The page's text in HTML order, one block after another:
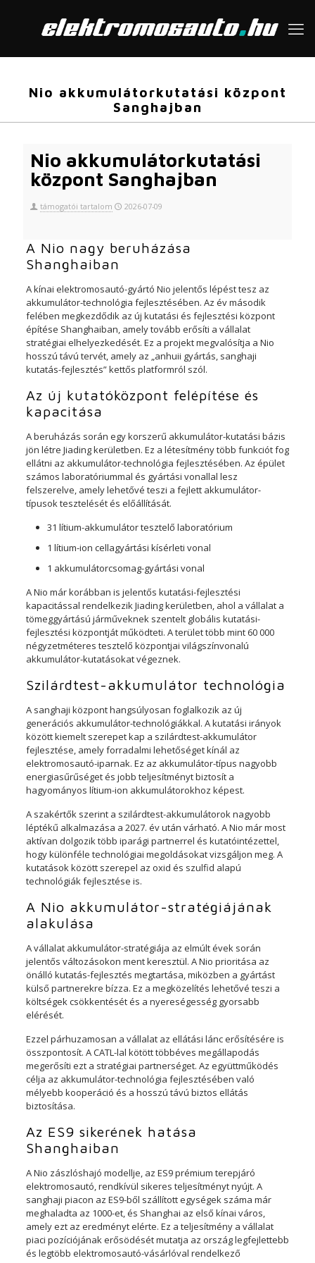
Nio akkumulátorkutatási központ
Sanghajban
Nio akkumulátorkutatási
központ Sanghajban
támogatói tartalom 2026-07-09
A Nio nagy beruházása
Shanghaiban
A kínai elektromosautó-gyártó Nio jelentős lépést tesz az
akkumulátor-technológia fejlesztésében. Az év második
felében megkezdődik az új kutatási és fejlesztési központ
építése Shanghaiban, amely tovább erősíti a vállalat
stratégiai elhelyezkedését. Ez a projekt megvalósítja a Nio
hosszú távú tervét, amely az „anhuii gyártás, sanghaji
kutatás-fejlesztés” kettős platformról szól.
Az új kutatóközpont felépítése és
kapacitása
A beruházás során egy korszerű akkumulátor-kutatási bázis
jön létre Jiading kerületben. Ez a létesítmény több funkciót fog
ellátni az akkumulátor-technológia fejlesztésében. Az épület
számos laboratóriummal és gyártási vonallal lesz
felszerelve, amely lehetővé teszi a fejlett akkumulátor-
típusok tesztelését és előállítását.
31 lítium-akkumulátor tesztelő laboratórium
1 lítium-ion cellagyártási kísérleti vonal
1 akkumulátorcsomag-gyártási vonal
A Nio már korábban is jelentős kutatási-fejlesztési
kapacitással rendelkezik Jiading kerületben, ahol a vállalat a
tömeggyártású járműveknek szentelt globális kutatási-
fejlesztési központját működteti. A terület több mint 60 000
négyzetméteres tesztelő központjai világszínvonalú
akkumulátor-kutatásokat végeznek.
Szilárdtest-akkumulátor technológia
A sanghaji központ hangsúlyosan foglalkozik az új
generációs akkumulátor-technológiákkal. A kutatási irányok
között kiemelt szerepet kap a szilárdtest-akkumulátor
fejlesztése, amely forradalmi lehetőséget kínál az
elektromosautó-iparnak. Ez az akkumulátor-típus nagyobb
energiasűrűséget és jobb teljesítményt biztosít a
hagyományos lítium-ion akkumulátorokhoz képest.
A szakértők szerint a szilárdtest-akkumulátorok nagyobb
léptékű alkalmazása a 2027. év után várható. A Nio már most
aktívan dolgozik több iparági partnerrel és kutatóintézettel,
hogy különféle technológiai megoldásokat vizsgáljon meg. A
kutatások között szerepel az oxid és szulfid alapú
technológiák fejlesztése is.
A Nio akkumulátor-stratégiájának
alakulása
A vállalat akkumulátor-stratégiája az elmúlt évek során
jelentős változásokon ment keresztül. A Nio prioritása az
önálló kutatás-fejlesztés megtartása, miközben a gyártást
külső partnerekre bízza. Ez a megközelítés lehetővé teszi a
költségek csökkentését és a nyereségesség gyorsabb
elérését.
Ezzel párhuzamosan a vállalat az ellátási lánc erősítésére is
összpontosít. A CATL-lal kötött többéves megállapodás
megerősíti ezt a stratégiai partnerséget. Az együttműködés
célja az akkumulátor-technológia fejlesztésében való
mélyebb kooperáció és a hosszú távú biztos ellátás
biztosítása.
Az ES9 sikerének hatása
Shanghaiban
A Nio zászlóshajó modellje, az ES9 prémium terepjáró
elektromosautó, rendkívül sikeres teljesítményt nyújt. A
sanghaji piacon az ES9-ből szállított egységek száma már
meghaladta az 1000-et, és Shanghai az első kínai város,
amely ezt az eredményt elérte. Ez a teljesítmény a vállalat
piaci pozíciójának erősödését mutatja az ország legfejlettebb
és legtöbb elektromosautó-vásárlóval rendelkező